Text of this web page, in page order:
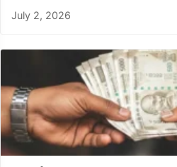
July 2, 2026